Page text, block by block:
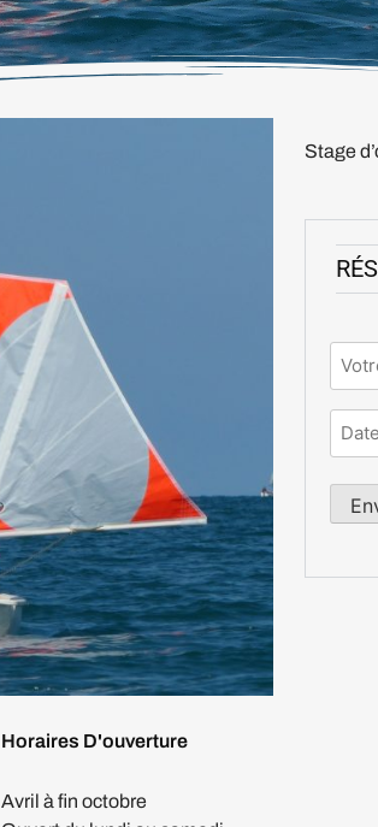
Stage
Nom
Date
de
du
Horaires D'ouverture
Avril à fin octobre